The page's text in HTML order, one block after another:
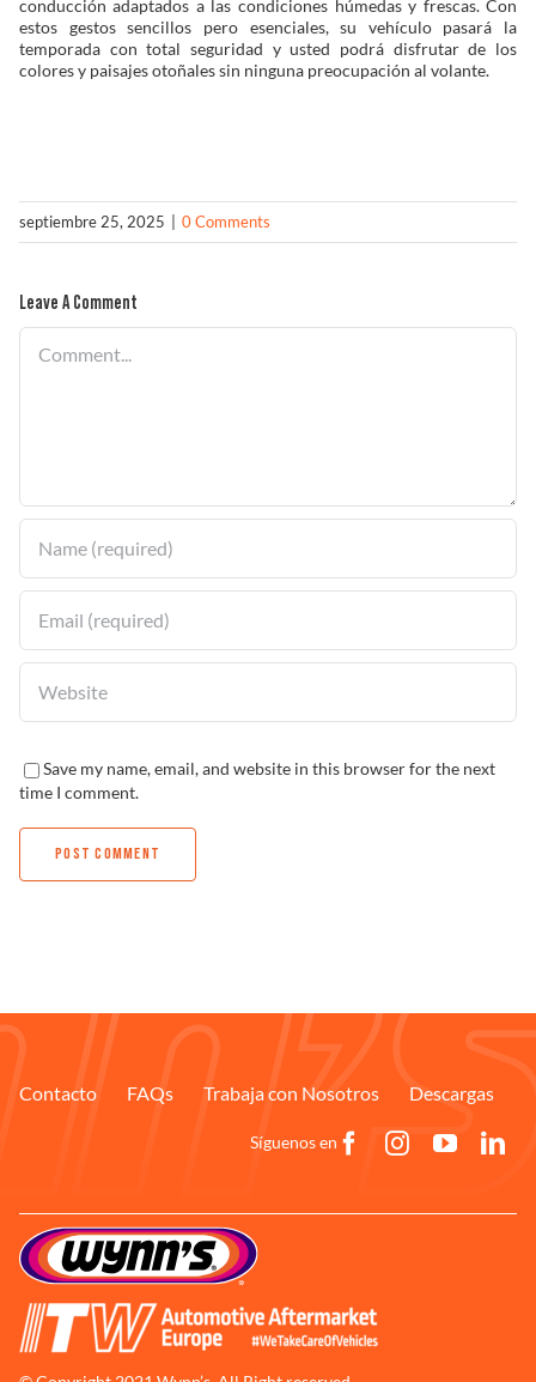
conducción adaptados a las condiciones húmedas y frescas. Con
estos gestos sencillos pero esenciales, su vehículo pasará la
temporada con total seguridad y usted podrá disfrutar de los
colores y paisajes otoñales sin ninguna preocupación al volante.
septiembre 25, 2025 0 Comments
Leave A Comment
Save my name, email, and website in this browser for the next
time I comment.
Contacto FAQs Trabaja con Nosotros Descargas
Síguenos en